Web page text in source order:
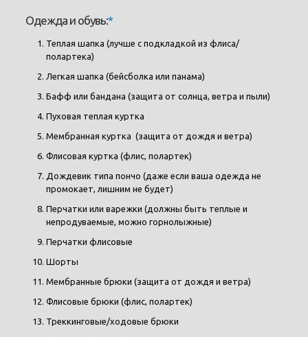
Одежда и обувь:*
Теплая шапка (лучше с подкладкой из флиса/
полартека)
Легкая шапка (бейсболка или панама)
Бафф или бандана (защита от солнца, ветра и пыли)
Пуховая теплая куртка
Мембранная куртка (защита от дождя и ветра)
Флисовая куртка (флис, полартек)
Дождевик типа пончо (даже если ваша одежда не
промокает, лишним не будет)
Перчатки или варежки (должны быть теплые и
непродуваемые, можно горнолыжные)
Перчатки флисовые
Шорты
Мембранные брюки (защита от дождя и ветра)
Флисовые брюки (флис, полартек)
Треккинговые/ходовые брюки